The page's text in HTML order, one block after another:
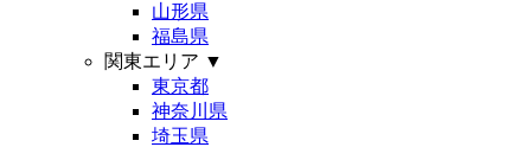
山形県
福島県
関東エリア ▼
東京都
神奈川県
埼玉県